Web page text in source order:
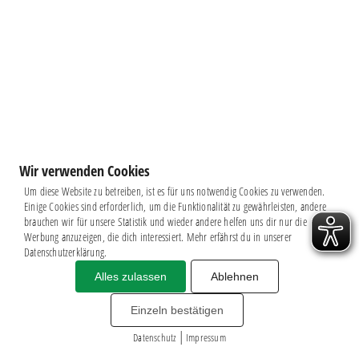
Impressum|Datenschutz
BSG CHEMIE LEIPZIG © 2026
MITGLIEDERZAHL: 2.816
webdesign by3W
Wir verwenden Cookies
Um diese Website zu betreiben, ist es für uns notwendig Cookies zu verwenden.
Einige Cookies sind erforderlich, um die Funktionalität zu gewährleisten, andere
brauchen wir für unsere Statistik und wieder andere helfen uns dir nur die
Werbung anzuzeigen, die dich interessiert. Mehr erfährst du in unserer
Datenschutzerklärung.
Alles zulassen Ablehnen
Einzeln bestätigen
Datenschutz | Impressum